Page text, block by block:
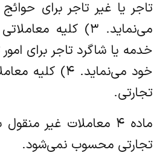
تاجر یا غیر تاجر برای
می‌نماید. ۳) کلیه
خدمه یا شاگرد تاجر برای امور
خود می‌نماید. ۴)
تجارتی.
ماده ۴ معاملات غیر
تجارتی محسوب نمی‌شود.